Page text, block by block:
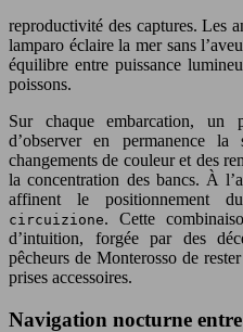
reproductivité des captures. Les
lamparo éclaire la mer sans
équilibre entre puissance
poissons.
Sur chaque embarcation, un
d’observer en permanence
changements de couleur et des
la concentration des bancs. À
affinent le positionnement
circuizione. Cette
d’intuition, forgée par des
pêcheurs de Monterosso de
prises accessoires.
Navigation nocturne